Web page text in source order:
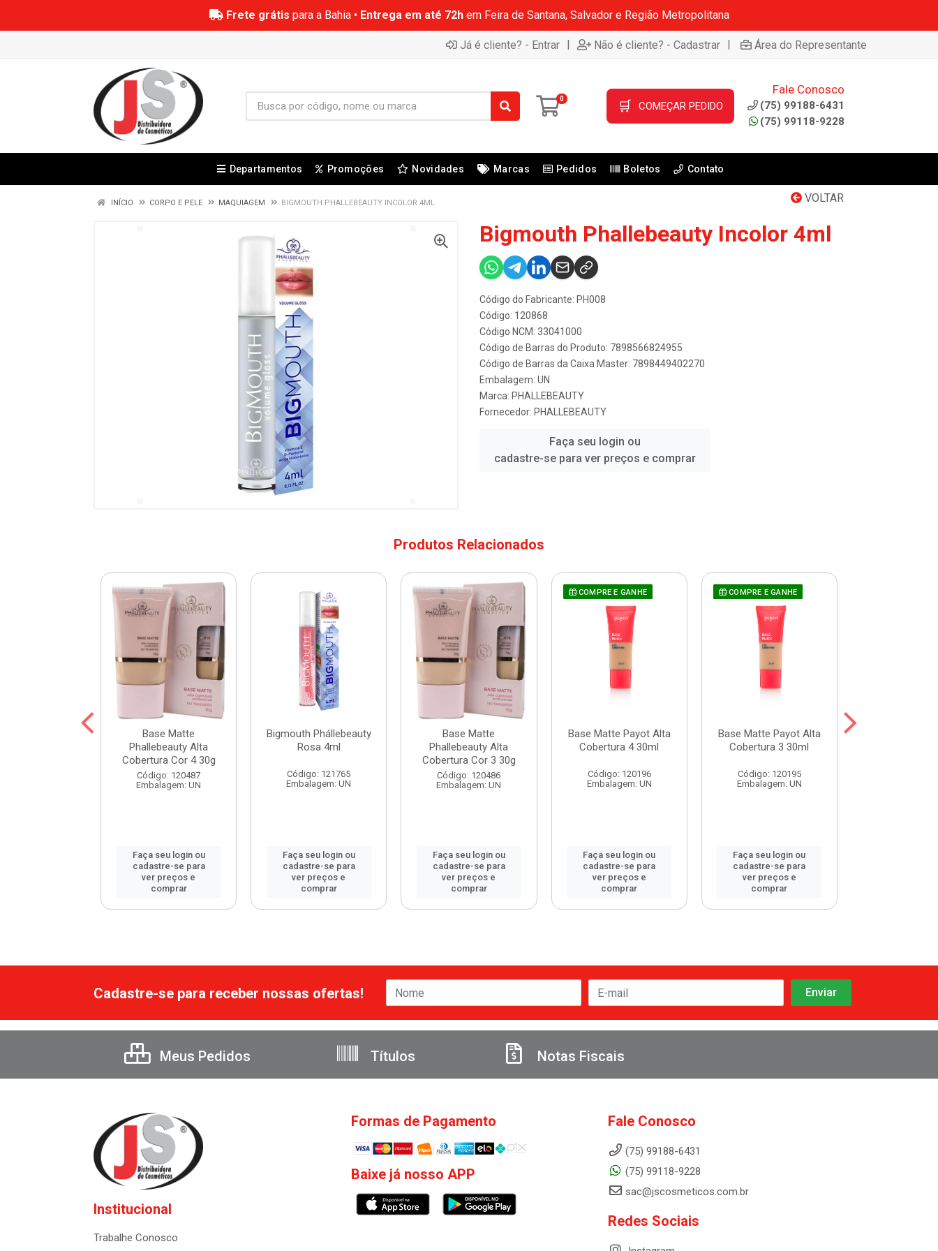
Frete grátis para a Bahia • Entrega em até 72hem Feira de Santana, Salvador e Região Metropolitana
Já é cliente? - Entrar | Não é cliente? - Cadastrar | Área do Representante
0 🛒 COMEÇAR PEDIDO
Fale Conosco
(75) 99188-6431
(75) 99118-9228
Departamentos Promoções Novidades Marcas Pedidos Boletos Contato
VOLTAR
INÍCIO CORPO E PELE MAQUIAGEM BIGMOUTH PHALLEBEAUTY INCOLOR 4ML
Bigmouth Phallebeauty Incolor 4ml
Código do Fabricante: PH008
Código: 120868
Código NCM: 33041000
Código de Barras do Produto: 7898566824955
Código de Barras da Caixa Master: 7898449402270
Embalagem: UN
Marca: PHALLEBEAUTY
Fornecedor: PHALLEBEAUTY
Faça seu login ou
cadastre-se para ver preços e comprar
Produtos Relacionados
Base Matte
Phallebeauty Alta
Cobertura Cor 4 30g
Código: 120487
Embalagem: UN
Faça seu login ou
cadastre-se para
ver preços e
comprar
Bigmouth Phállebeauty
Rosa 4ml
Código: 121765
Embalagem: UN
Faça seu login ou
cadastre-se para
ver preços e
comprar
Base Matte
Phallebeauty Alta
Cobertura Cor 3 30g
Código: 120486
Embalagem: UN
Faça seu login ou
cadastre-se para
ver preços e
comprar
COMPRE E GANHE
Base Matte Payot Alta
Cobertura 4 30ml
Código: 120196
Embalagem: UN
Faça seu login ou
cadastre-se para
ver preços e
comprar
COMPRE E GANHE
Base Matte Payot Alta
Cobertura 3 30ml
Código: 120195
Embalagem: UN
Faça seu login ou
cadastre-se para
ver preços e
comprar
Cadastre-se para receber nossas ofertas!
Meus Pedidos Títulos Notas Fiscais
Institucional
Trabalhe Conosco
Formas de Pagamento
Baixe já nosso APP
Fale Conosco
(75) 99188-6431
(75) 99118-9228
sac@jscosmeticos.com.br
Redes Sociais